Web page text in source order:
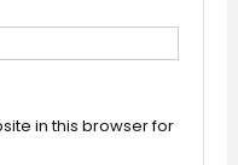
in this browser for